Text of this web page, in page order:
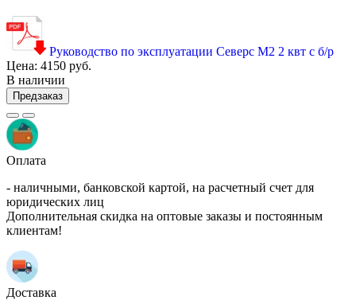
Руководство по эксплуатации Северс М2 2 квт с б/р
Цена: 4150 руб.
В наличии
Предзаказ
Оплата
- наличными, банковской картой, на расчетный счет для
юридических лиц
Дополнительная скидка на оптовые заказы и постоянным
клиентам!
Доставка